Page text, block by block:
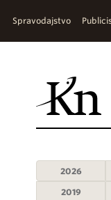
Spravodajstvo
2026
2019